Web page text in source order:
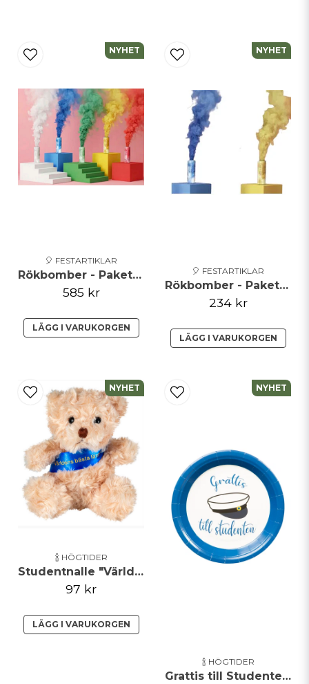
🎈 FESTARTIKLAR
Rökbomber - Paket - Mega
585 kr
LÄGG I VARUKORGEN
NYHET
🎈 FESTARTIKLAR
Rökbomber - Paket - Gul & Blå
234 kr
LÄGG I VARUKORGEN
NYHET
🍾 HÖGTIDER
Studentnalle "Världens bästa Lärare"
97 kr
LÄGG I VARUKORGEN
NYHET
🍾 HÖGTIDER
Grattis till Studenten - papperstallrik - 8 pack
NYHET